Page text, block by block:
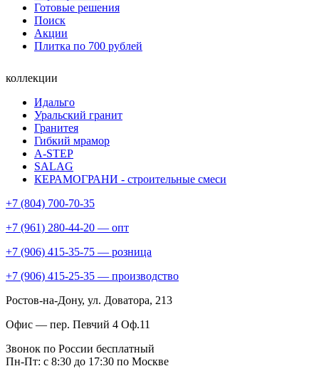
Готовые решения
Поиск
Акции
Плитка по 700 рублей
коллекции
Идальго
Уральский гранит
Гранитея
Гибкий мрамор
A-STEP
SALAG
КЕРАМОГРАНИ - строительные смеси
+7 (804) 700-70-35
+7 (961) 280-44-20 — опт
+7 (906) 415-35-75 — розница
+7 (906) 415-25-35 — производство
Ростов-на-Дону, ул. Доватора, 213
Офис — пер. Певчий 4 Оф.11
Звонок по России бесплатный
Пн-Пт: с 8:30 до 17:30 по Москве